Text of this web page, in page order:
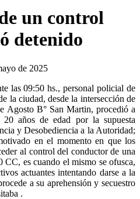
un control
detenido
de 2025
las 09:50 hs., personal policial de
la ciudad, desde la intersección de
Agosto B° San Martin, procedió a
años de edad por la supuesta
y Desobediencia a la Autoridad;
en el momento en que los
al control del conductor de una
es cuando el mismo se ofusca,
actuantes intentando darse a la
a su aprehensión y secuestro
.